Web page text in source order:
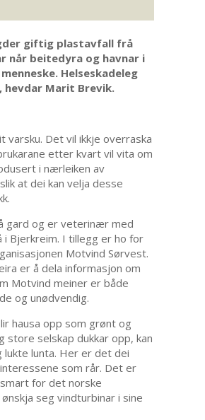
giftig plastavfall frå
når beitedyra og havnar i
Helseskadeleg
hevdar Marit Brevik.
varsku. Det vil ikkje overraska
etter kvart vil vita om
i nærleiken av
at dei kan velja desse
gard og er veterinær med
i Bjerkreim. I tillegg er ho for
Motvind Sørvest.
er å dela informasjon om
Motvind meiner er både
og unødvendig.
hausa opp som grønt og
store selskap dukkar opp, kan
lukte lunta. Her er det dei
som rår. Det er
for det norske
seg vindturbinar i sine